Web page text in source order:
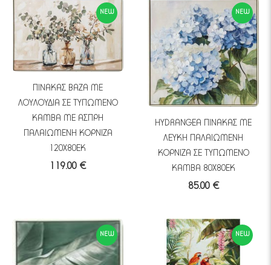
NEW
ΠΙΝΑΚΑΣ ΒΑΖΑ ΜΕ
ΛΟΥΛΟΥΔΙΑ ΣΕ ΤΥΠΩΜΕΝΟ
ΚΑΜΒΑ ΜΕ ΑΣΠΡΗ
ΠΑΛΑΙΩΜΕΝΗ ΚΟΡΝΙΖΑ
120Χ80ΕΚ
119.00 €
NEW
HYDRANGEA ΠΙΝΑΚΑΣ ΜΕ
ΛΕΥΚΗ ΠΑΛΑΙΩΜΕΝΗ
ΚΟΡΝΙΖΑ ΣΕ ΤΥΠΩΜΕΝΟ
ΚΑΜΒΑ 80Χ80ΕΚ
85.00 €
NEW NEW